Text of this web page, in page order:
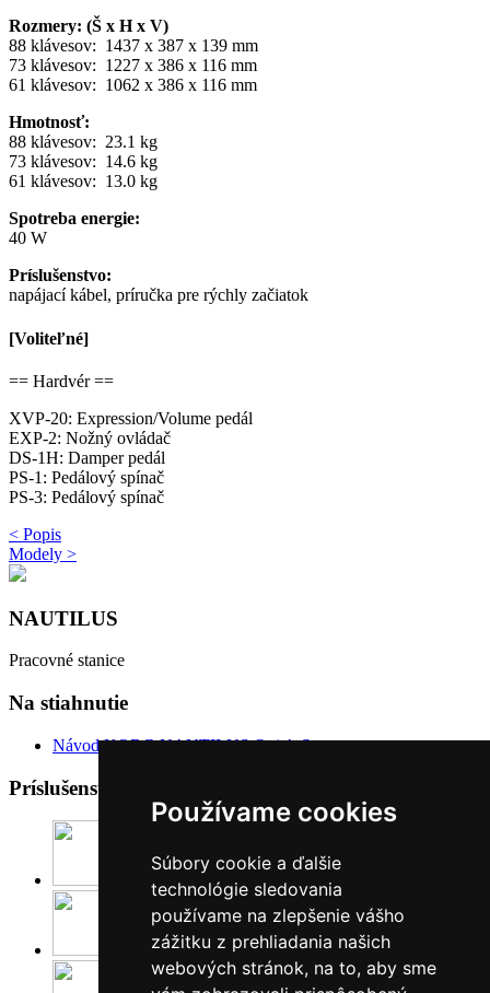
Používame cookies
Súbory cookie a ďalšie
technológie sledovania
používame na zlepšenie vášho
zážitku z prehliadania našich
webových stránok, na to, aby sme
Rozmery: (Š x H x V)
88 klávesov: 1437 x 387 x 139 mm
73 klávesov: 1227 x 386 x 116 mm
61 klávesov: 1062 x 386 x 116 mm
Hmotnosť:
88 klávesov: 23.1 kg
73 klávesov: 14.6 kg
61 klávesov: 13.0 kg
Spotreba energie:
40 W
Príslušenstvo:
napájací kábel, príručka pre rýchly začiatok
[Voliteľné]
== Hardvér ==
XVP-20: Expression/Volume pedál
EXP-2: Nožný ovládač
DS-1H: Damper pedál
PS-1: Pedálový spínač
PS-3: Pedálový spínač
< Popis
Modely >
NAUTILUS
Pracovné stanice
Na stiahnutie
Návod KORG NAUTILUS Quick Start
Príslušenstvo
HC-KEY
DS-1H